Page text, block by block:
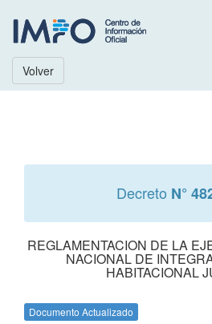
Volver
Decreto N°
REGLAMENTACION DE LA
NACIONAL DE
HABITACIONAL
Documento Actualizado